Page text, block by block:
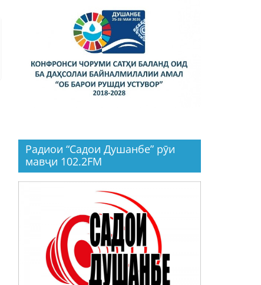
Радиои “Садои Душанбе” рӯи
мавҷи 102.2FM